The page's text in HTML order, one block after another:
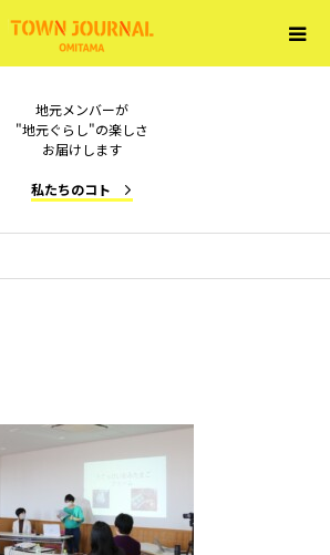
地元メンバーが
"地元ぐらし"の楽しさ
お届けします
私たちのコト